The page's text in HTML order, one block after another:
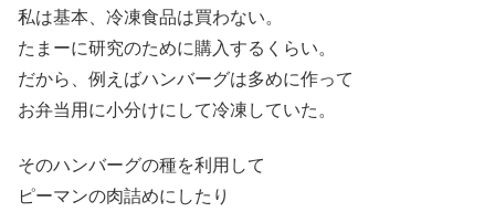
私は基本、冷凍食品は買わない。
たまーに研究のために購入するくらい。
だから、例えばハンバーグは多めに作って
お弁当用に小分けにして冷凍していた。
そのハンバーグの種を利用して
ピーマンの肉詰めにしたり